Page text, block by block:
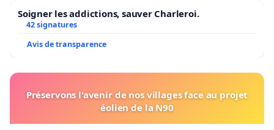
Soigner les addictions, sauver Charleroi.
42 signatures
Avis de transparence
Préservons l'avenir de nos villages face au projet
éolien de la N90